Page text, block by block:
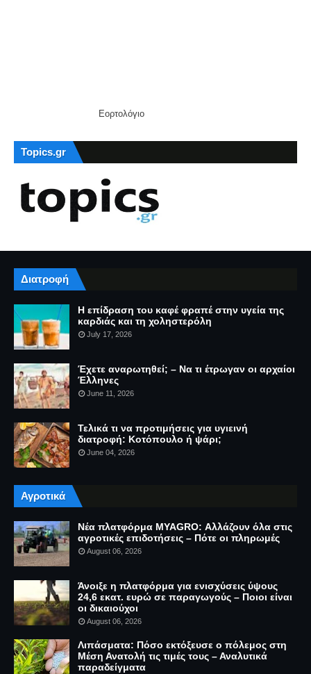
Εορτολόγιο
Topics.gr
Διατροφή
Η επίδραση του καφέ φραπέ στην υγεία της
καρδιάς και τη χοληστερόλη
July 17, 2026
Έχετε αναρωτηθεί; – Να τι έτρωγαν οι αρχαίοι
Έλληνες
June 11, 2026
Τελικά τι να προτιμήσεις για υγιεινή
διατροφή: Κοτόπουλο ή ψάρι;
June 04, 2026
Αγροτικά
Νέα πλατφόρμα MYAGRO: Αλλάζουν όλα στις
αγροτικές επιδοτήσεις – Πότε οι πληρωμές
August 06, 2026
Άνοιξε η πλατφόρμα για ενισχύσεις ύψους
24,6 εκατ. ευρώ σε παραγωγούς – Ποιοι είναι
οι δικαιούχοι
August 06, 2026
Λιπάσματα: Πόσο εκτόξευσε ο πόλεμος στη
Μέση Ανατολή τις τιμές τους – Αναλυτικά
παραδείγματα